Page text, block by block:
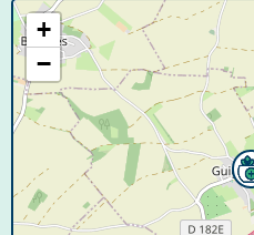
+
−